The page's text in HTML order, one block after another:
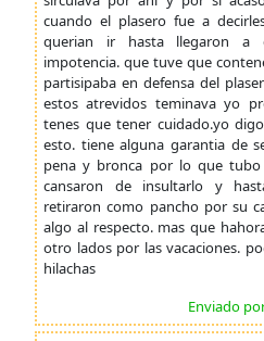
cuando el plasero fue a
querian ir hasta llegaron a
impotencia. que tuve que
partisipaba en defensa del
estos atrevidos teminava yo
tenes que tener cuidado.yo
esto. tiene alguna garantia de
pena y bronca por lo que tubo
cansaron de insultarlo y
retiraron como pancho por su
algo al respecto. mas que
otro lados por las vacaciones.
hilachas
Enviado